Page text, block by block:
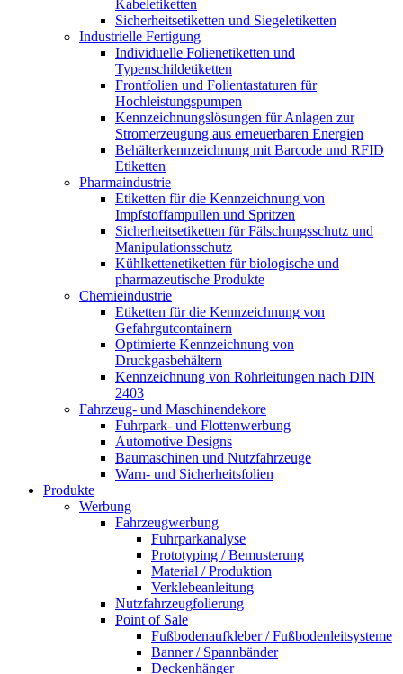
Kabeletiketten
Sicherheitsetiketten und Siegeletiketten
Industrielle Fertigung
Individuelle Folienetiketten und
Typenschildetiketten
Frontfolien und Folientastaturen für
Hochleistungspumpen
Kennzeichnungslösungen für Anlagen zur
Stromerzeugung aus erneuerbaren Energien
Behälterkennzeichnung mit Barcode und RFID
Etiketten
Pharmaindustrie
Etiketten für die Kennzeichnung von
Impfstoffampullen und Spritzen
Sicherheitsetiketten für Fälschungsschutz und
Manipulationsschutz
Kühlkettenetiketten für biologische und
pharmazeutische Produkte
Chemieindustrie
Etiketten für die Kennzeichnung von
Gefahrgutcontainern
Optimierte Kennzeichnung von
Druckgasbehältern
Kennzeichnung von Rohrleitungen nach DIN
2403
Fahrzeug- und Maschinendekore
Fuhrpark- und Flottenwerbung
Automotive Designs
Baumaschinen und Nutzfahrzeuge
Warn- und Sicherheitsfolien
Produkte
Werbung
Fahrzeugwerbung
Fuhrparkanalyse
Prototyping / Bemusterung
Material / Produktion
Verklebeanleitung
Nutzfahrzeugfolierung
Point of Sale
Fußbodenaufkleber / Fußbodenleitsysteme
Banner / Spannbänder
Deckenhänger